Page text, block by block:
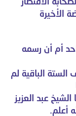
الأخيرة
أم أن رسمه
الستة الباقية لم
عبد العزيز
أعلم.